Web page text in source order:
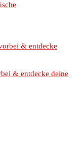
& entdecke deine